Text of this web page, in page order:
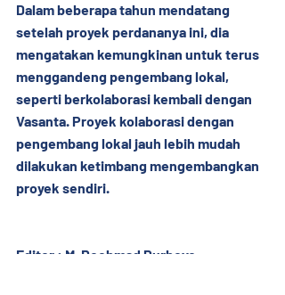
Dalam beberapa tahun mendatang
setelah proyek perdananya ini, dia
mengatakan kemungkinan untuk terus
menggandeng pengembang lokal,
seperti berkolaborasi kembali dengan
Vasanta. Proyek kolaborasi dengan
pengembang lokal jauh lebih mudah
dilakukan ketimbang mengembangkan
proyek sendiri.
Editor : M. Rochmad Purboyo